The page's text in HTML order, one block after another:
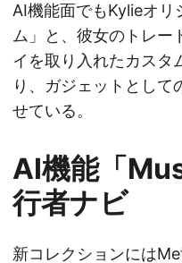
AI機能面でもKylieオリ
ム」と、彼女のトレー
イを取り入れたカスタ
り、ガジェットとして
せている。
AI機能「
行者ナビ
新コレクションには